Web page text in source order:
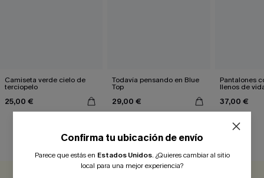
Camiseta verde cielo de
terciopelo
25,00 €
Todavía pensando en Blue
Top
29,00 €
Pantalones
llenos de
37,00 €
RESEÑAS DE CLIENTES
Confirma tu ubicación de envío
Parece que estás en Estados Unidos. ¿Quieres cambiar al sitio
local para una mejor experiencia?